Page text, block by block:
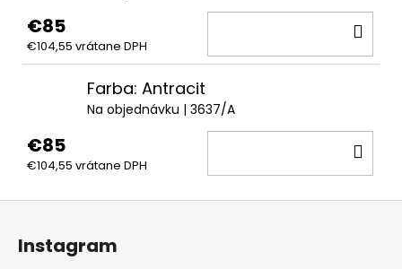
€85
€104,55 vrátane DPH
Farba: Antracit
Na objednávku | 3637/A
€85
€104,55 vrátane DPH
Instagram